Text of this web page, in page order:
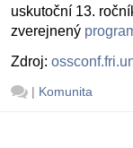
uskutoční 13.
zverejnený
Zdroj:
| Komunita